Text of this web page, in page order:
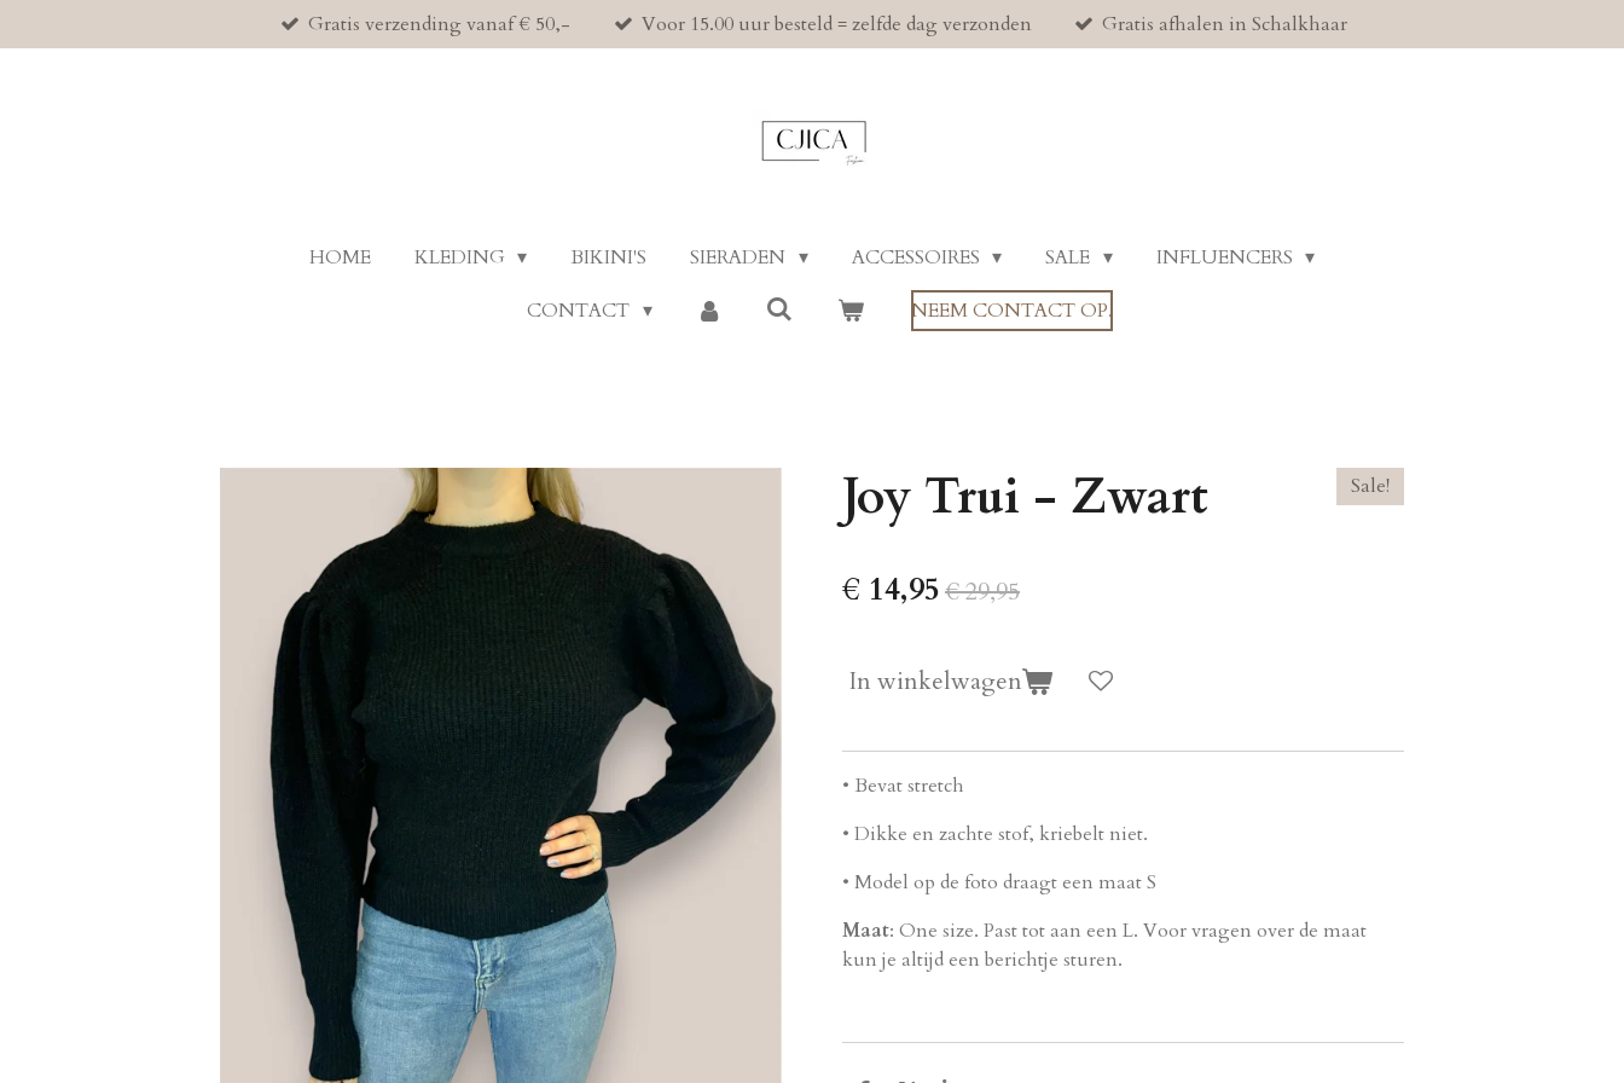
direct
Gratis verzending vanaf € 50,- Voor 15.00 uur besteld = zelfde dag verzonden Gratis afhalen in Schalkhaar
HOME KLEDING BIKINI'S SIERADEN ACCESSOIRES SALE
INFLUENCERS
CONTACT
NEEM CONTACT OP.
Joy Trui - Zwart Sale!
€ 14,95€ 29,95
In winkelwagen
• Bevat stretch
• Dikke en zachte stof, kriebelt niet.
• Model op de foto draagt een maat S
Maat: One size. Past tot aan een L. Voor vragen over de maat
kun je altijd een berichtje sturen.